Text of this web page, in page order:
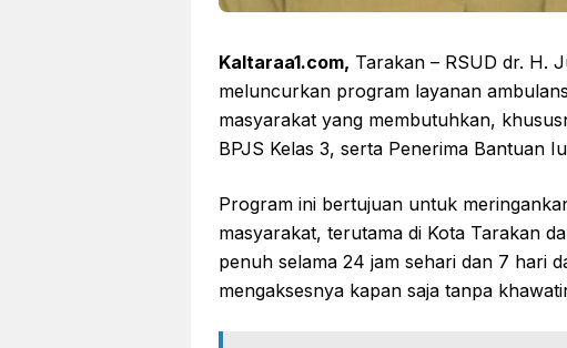
Kaltaraa1.com, Tarakan – RSUD dr. H.
meluncurkan program layanan
masyarakat yang membutuhkan,
BPJS Kelas 3, serta Penerima Bantuan
Program ini bertujuan untuk
masyarakat, terutama di Kota Tarakan
penuh selama 24 jam sehari dan 7 hari
mengaksesnya kapan saja tanpa